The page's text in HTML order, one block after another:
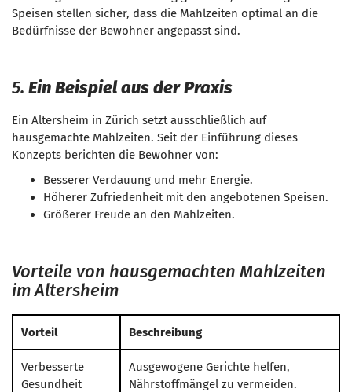
Speisen stellen sicher, dass die Mahlzeiten optimal an die
Bedürfnisse der Bewohner angepasst sind.
5. Ein Beispiel aus der Praxis
Ein Altersheim in Zürich setzt ausschließlich auf
hausgemachte Mahlzeiten. Seit der Einführung dieses
Konzepts berichten die Bewohner von:
Besserer Verdauung und mehr Energie.
Höherer Zufriedenheit mit den angebotenen Speisen.
Größerer Freude an den Mahlzeiten.
Vorteile von hausgemachten Mahlzeiten
im Altersheim
Vorteil Beschreibung
Verbesserte
Gesundheit
Ausgewogene Gerichte helfen,
Nährstoffmängel zu vermeiden.